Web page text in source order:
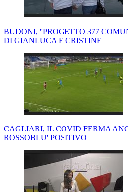
BUDONI, ''PROGETTO 377
DI GIANLUCA E CRISTINE
CAGLIARI, IL COVID FERMA
ROSSOBLU' POSITIVO